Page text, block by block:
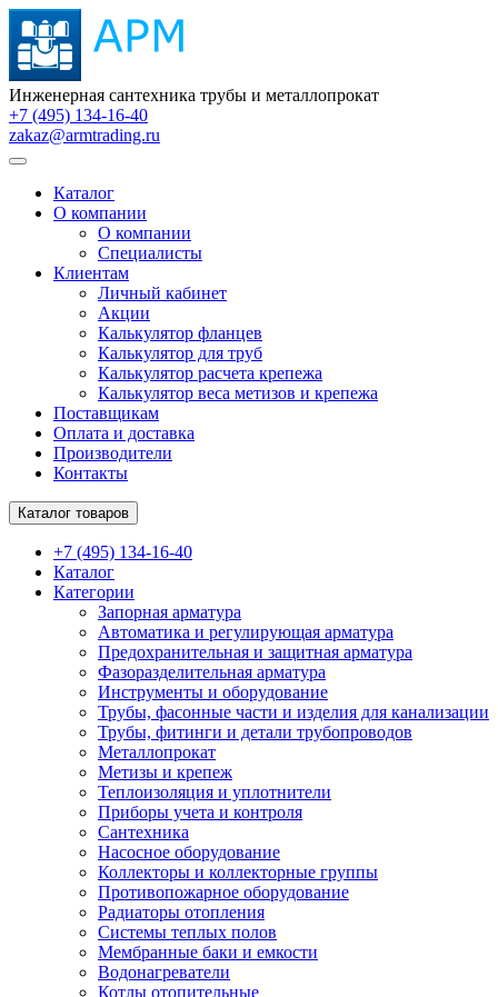
Инженерная сантехника трубы и металлопрокат
+7 (495) 134-16-40
zakaz@armtrading.ru
Каталог
О компании
О компании
Специалисты
Клиентам
Личный кабинет
Акции
Калькулятор фланцев
Калькулятор для труб
Калькулятор расчета крепежа
Калькулятор веса метизов и крепежа
Поставщикам
Оплата и доставка
Производители
Контакты
Каталог товаров
+7 (495) 134-16-40
Каталог
Категории
Запорная арматура
Автоматика и регулирующая арматура
Предохранительная и защитная арматура
Фазоразделительная арматура
Инструменты и оборудование
Трубы, фасонные части и изделия для канализации
Трубы, фитинги и детали трубопроводов
Металлопрокат
Метизы и крепеж
Теплоизоляция и уплотнители
Приборы учета и контроля
Сантехника
Насосное оборудование
Коллекторы и коллекторные группы
Противопожарное оборудование
Радиаторы отопления
Системы теплых полов
Мембранные баки и емкости
Водонагреватели
Котлы отопительные